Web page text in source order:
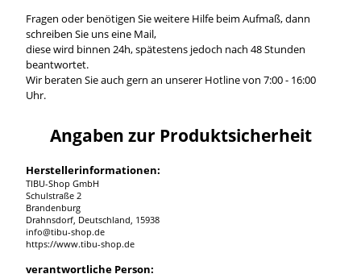
Fragen oder benötigen Sie weitere Hilfe beim Aufmaß, dann
schreiben Sie uns eine Mail,
diese wird binnen 24h, spätestens jedoch nach 48 Stunden
beantwortet.
Wir beraten Sie auch gern an unserer Hotline von 7:00 - 16:00
Uhr.
Angaben zur Produktsicherheit
Herstellerinformationen:
TIBU-Shop GmbH
Schulstraße 2
Brandenburg
Drahnsdorf, Deutschland, 15938
info@tibu-shop.de
https://www.tibu-shop.de
verantwortliche Person: